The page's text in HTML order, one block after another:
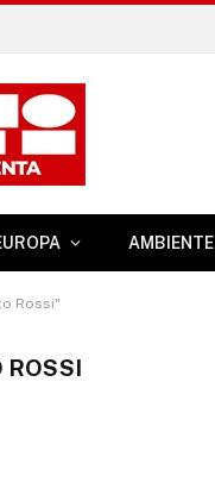
AMBIENTE
Rossi"
ROSSI